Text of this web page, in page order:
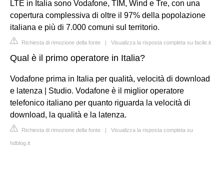
LTE in Italia sono Vodafone, TIM, Wind e Tre, con una
copertura complessiva di oltre il 97% della popolazione
italiana e più di 7.000 comuni sul territorio.
Richiesta di rimozione della fonte | Visualizza la risposta completa su facile.it
Qual è il primo operatore in Italia?
Vodafone prima in Italia per qualità, velocità di download
e latenza | Studio. Vodafone è il miglior operatore
telefonico italiano per quanto riguarda la velocità di
download, la qualità e la latenza.
Richiesta di rimozione della fonte | Visualizza la risposta completa su
hdblog.it